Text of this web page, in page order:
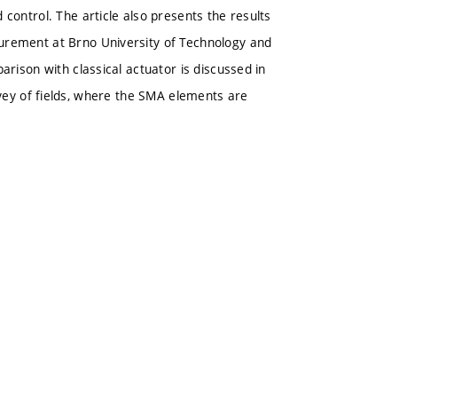
control. The article also presents the results
at Brno University of Technology and
with classical actuator is discussed in
of fields, where the SMA elements are